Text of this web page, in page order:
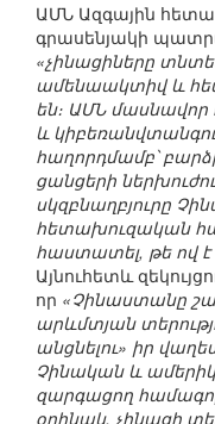
ԱՄՆ Ազգային
գրասենյակի
«չինացիները
ամենաակտիվ և
են։ ԱՄՆ մասնավոր
և
հաղորդմամբ՝
ցանցերի
սկզբնաղբյուրը
հետախուզական
հաստատել, թե ով
Այնուհետև
որ «Չինաստանը
արևմտյան
անցնելու» իր
Չինական և
զարգացող
օրինակ, չինացի